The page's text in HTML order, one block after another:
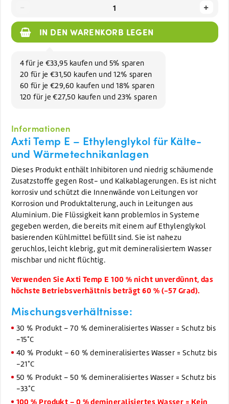
+
IN DEN WARENKORB LEGEN
4 für je €33,95 kaufen und 5% sparen
20 für je €31,50 kaufen und 12% sparen
60 für je €29,60 kaufen und 18% sparen
120 für je €27,50 kaufen und 23% sparen
Informationen
Axti Temp E – Ethylenglykol für Kälte-
und Wärmetechnikanlagen
Dieses Produkt enthält Inhibitoren und niedrig schäumende
Zusatzstoffe gegen Rost- und Kalkablagerungen. Es ist nicht
korrosiv und schützt die Innenwände von Leitungen vor
Korrosion und Produktalterung, auch in Leitungen aus
Aluminium. Die Flüssigkeit kann problemlos in Systeme
gegeben werden, die bereits mit einem auf Ethylenglykol
basierenden Kühlmittel befüllt sind. Sie ist nahezu
geruchlos, leicht klebrig, gut mit demineralisiertem Wasser
mischbar und nicht flüchtig.
Verwenden Sie Axti Temp E 100 % nicht unverdünnt, das
höchste Betriebsverhältnis beträgt 60 % (-57 Grad).
Mischungsverhältnisse:
30 % Produkt – 70 % demineralisiertes Wasser = Schutz bis
-15°C
40 % Produkt – 60 % demineralisiertes Wasser = Schutz bis
-21°C
50 % Produkt – 50 % demineralisiertes Wasser = Schutz bis
-33°C
100 % Produkt – 0 % demineralisiertes Wasser = Kein